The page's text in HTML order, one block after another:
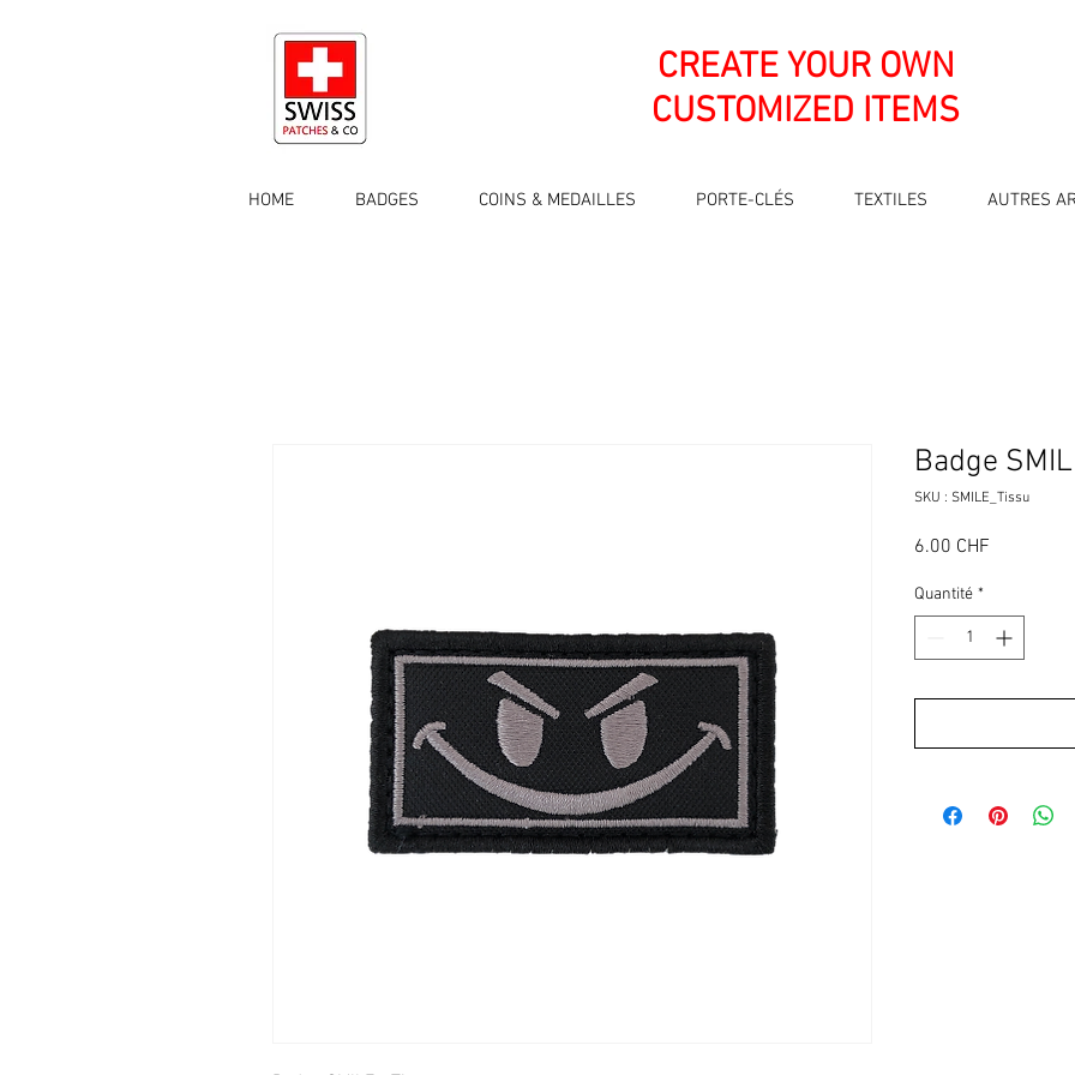
CREATE YOUR OWN
CUSTOMIZED ITEMS
HOME BADGES COINS & MEDAILLES PORTE-CLÉS TEXTILES AUTRES
Badge
SKU : SMILE_Tissu
6.00 CHF
Quantité *